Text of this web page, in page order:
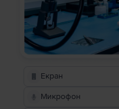
Екран
Микрофон